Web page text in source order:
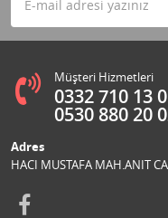
Müşteri Hizmetleri
0332 710 13
0530 880 20
Adres
HACI MUSTAFA MAH.ANIT